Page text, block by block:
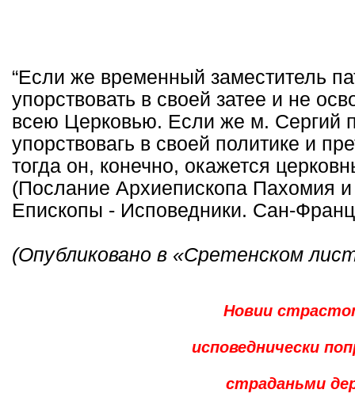
“Если же временный заместитель
упорствовать в своей затее и не
всею Церковью. Если же м. Сергий
упорствовагь в своей политике и
тогда он, конечно, окажется
(Послание Архиепископа Пахомия
Епископы - Исповедники. Сан-
(Опубликовано в «Сретенском
Новии
исповеднически
страданьми